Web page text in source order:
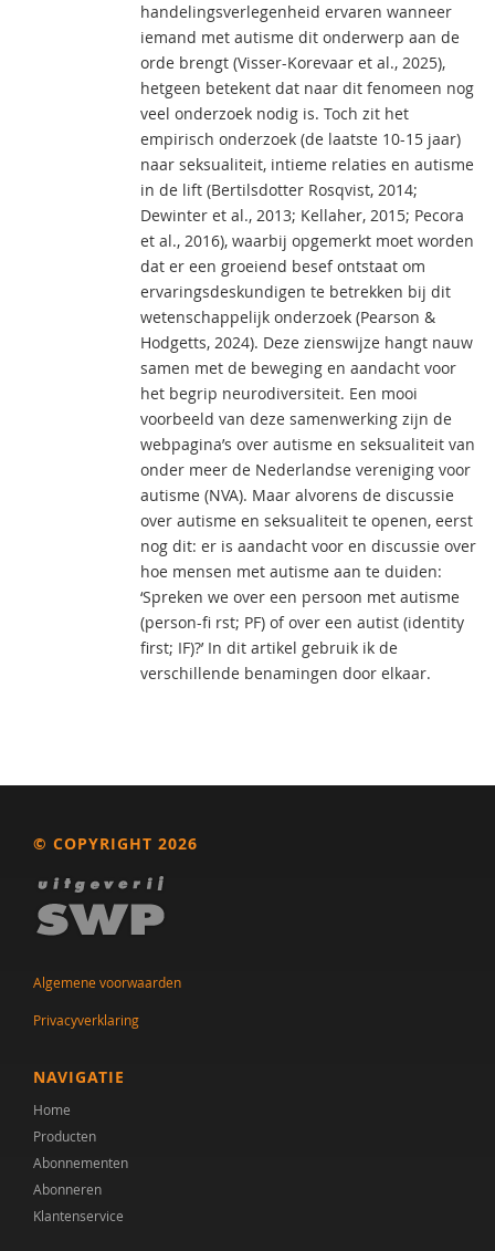
handelingsverlegenheid ervaren wanneer
iemand met autisme dit onderwerp aan de
orde brengt (Visser-Korevaar et al., 2025),
hetgeen betekent dat naar dit fenomeen nog
veel onderzoek nodig is. Toch zit het
empirisch onderzoek (de laatste 10-15 jaar)
naar seksualiteit, intieme relaties en autisme
in de lift (Bertilsdotter Rosqvist, 2014;
Dewinter et al., 2013; Kellaher, 2015; Pecora
et al., 2016), waarbij opgemerkt moet worden
dat er een groeiend besef ontstaat om
ervaringsdeskundigen te betrekken bij dit
wetenschappelijk onderzoek (Pearson &
Hodgetts, 2024). Deze zienswijze hangt nauw
samen met de beweging en aandacht voor
het begrip neurodiversiteit. Een mooi
voorbeeld van deze samenwerking zijn de
webpagina’s over autisme en seksualiteit van
onder meer de Nederlandse vereniging voor
autisme (NVA). Maar alvorens de discussie
over autisme en seksualiteit te openen, eerst
nog dit: er is aandacht voor en discussie over
hoe mensen met autisme aan te duiden:
‘Spreken we over een persoon met autisme
(person-fi rst; PF) of over een autist (identity
first; IF)?’ In dit artikel gebruik ik de
verschillende benamingen door elkaar.
© COPYRIGHT 2026
Algemene voorwaarden
Privacyverklaring
NAVIGATIE
Home
Producten
Abonnementen
Abonneren
Klantenservice